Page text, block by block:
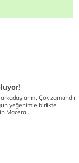
Çok zamandır
yeğenimle birlikte
Macera..